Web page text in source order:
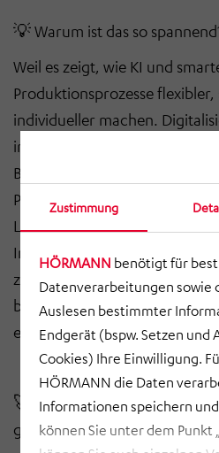
Zustimmung
HÖRMANN benötigt für
Datenverarbeitungen sowie
Auslesen bestimmter
Endgerät (bspw. Setzen
Cookies) Ihre Einwilligung.
HÖRMANN die Daten
Informationen speichern
können Sie unter dem Punkt
💡Warum ist das so
Weil es zeigt, wie KI und
Produktionsprozesse
individueller machen.
immer, alles neu zu erfinden.
Bestandssysteme gezielt zu
Potenzial auszuschöpfen. Das
Lösungen könnenOn-Premises
Infrastruktur des Kunden,
zwingend auf Cloud-Dienste
bleibt die volle Kontrolle über
erhalten.
🚀 Wie sieht die Zukunft der
genau so.